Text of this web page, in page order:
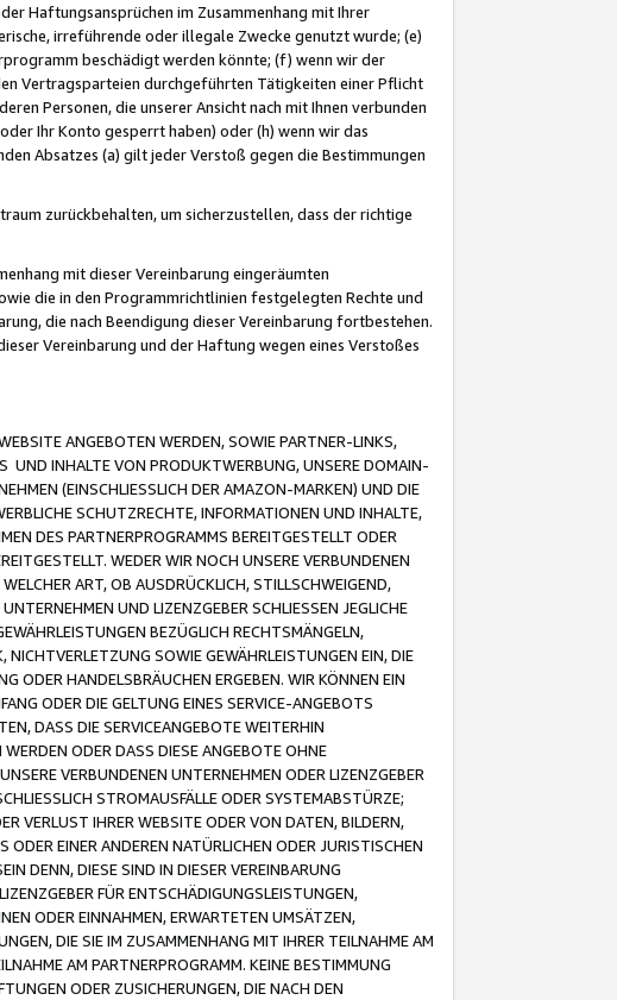
Haftungsansprüchen im Zusammenhang mit Ihrer
irreführende oder illegale Zwecke genutzt wurde; (e)
beschädigt werden könnte; (f) wenn wir der
Vertragsparteien durchgeführten Tätigkeiten einer Pflicht
Personen, die unserer Ansicht nach mit Ihnen verbunden
Ihr Konto gesperrt haben) oder (h) wenn wir das
Absatzes (a) gilt jeder Verstoß gegen die Bestimmungen
zurückbehalten, um sicherzustellen, dass der richtige
mit dieser Vereinbarung eingeräumten
die in den Programmrichtlinien festgelegten Rechte und
die nach Beendigung dieser Vereinbarung fortbestehen.
Vereinbarung und der Haftung wegen eines Verstoßes
ANGEBOTEN WERDEN, SOWIE PARTNER-LINKS,
UND INHALTE VON PRODUKTWERBUNG, UNSERE DOMAIN-
(EINSCHLIESSLICH DER AMAZON-MARKEN) UND DIE
SCHUTZRECHTE, INFORMATIONEN UND INHALTE,
DES PARTNERPROGRAMMS BEREITGESTELLT ODER
WEDER WIR NOCH UNSERE VERBUNDENEN
ART, OB AUSDRÜCKLICH, STILLSCHWEIGEND,
UND LIZENZGEBER SCHLIESSEN JEGLICHE
BEZÜGLICH RECHTSMÄNGELN,
SOWIE GEWÄHRLEISTUNGEN EIN, DIE
ODER HANDELSBRÄUCHEN ERGEBEN. WIR KÖNNEN EIN
ODER DIE GELTUNG EINES SERVICE-ANGEBOTS
DASS DIE SERVICEANGEBOTE WEITERHIN
ODER DASS DIESE ANGEBOTE OHNE
VERBUNDENEN UNTERNEHMEN ODER LIZENZGEBER
STROMAUSFÄLLE ODER SYSTEMABSTÜRZE;
VERLUST IHRER WEBSITE ODER VON DATEN, BILDERN,
EINER ANDEREN NATÜRLICHEN ODER JURISTISCHEN
DENN, DIESE SIND IN DIESER VEREINBARUNG
FÜR ENTSCHÄDIGUNGSLEISTUNGEN,
ODER EINNAHMEN, ERWARTETEN UMSÄTZEN,
DIE SIE IM ZUSAMMENHANG MIT IHRER TEILNAHME AM
AM PARTNERPROGRAMM. KEINE BESTIMMUNG
ODER ZUSICHERUNGEN, DIE NACH DEN